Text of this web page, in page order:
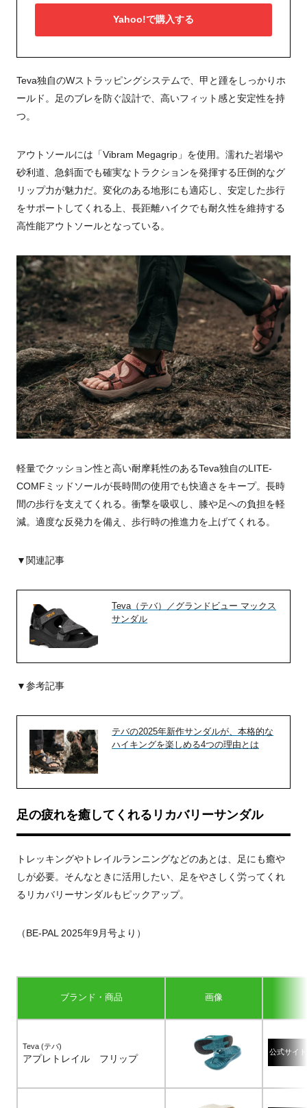
Yahoo!で購入する
Teva独自のWストラッピングシステムで、甲と踵をしっかりホ
ールド。足のブレを防ぐ設計で、高いフィット感と安定性を持
つ。
アウトソールには「Vibram Megagrip」を使用。濡れた岩場や
砂利道、急斜面でも確実なトラクションを発揮する圧倒的なグ
リップ力が魅力だ。変化のある地形にも適応し、安定した歩行
をサポートしてくれる上、長距離ハイクでも耐久性を維持する
高性能アウトソールとなっている。
軽量でクッション性と高い耐摩耗性のあるTeva独自のLITE-
COMFミッドソールが長時間の使用でも快適さをキープ。長時
間の歩行を支えてくれる。衝撃を吸収し、膝や足への負担を軽
減。適度な反発力を備え、歩行時の推進力を上げてくれる。
▼関連記事
Teva（テバ）／グランドビュー マックス
サンダル
▼参考記事
テバの2025年新作サンダルが、本格的な
ハイキングを楽しめる4つの理由とは
足の疲れを癒してくれるリカバリーサンダル
トレッキングやトレイルランニングなどのあとは、足にも癒や
しが必要。そんなときに活用したい、足をやさしく労ってくれ
るリカバリーサンダルもピックアップ。
（BE-PAL 2025年9月号より）
ブランド・商品 画像
Teva (テバ)
アプレトレイル フリップ
公式サイト